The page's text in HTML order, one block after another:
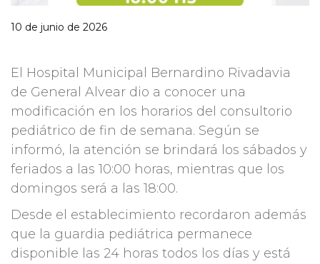
10 de junio de 2026
El Hospital Municipal Bernardino Rivadavia
de General Alvear dio a conocer una
modificación en los horarios del consultorio
pediátrico de fin de semana. Según se
informó, la atención se brindará los sábados y
feriados a las 10:00 horas, mientras que los
domingos será a las 18:00.
Desde el establecimiento recordaron además
que la guardia pediátrica permanece
disponible las 24 horas todos los días y está